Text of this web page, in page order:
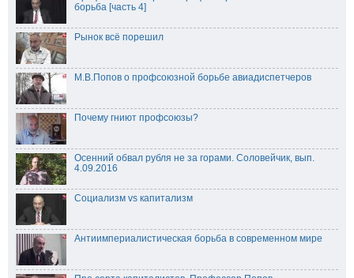
борьба [часть 4]
Рынок всё порешил
М.В.Попов о профсоюзной борьбе авиадиспетчеров
Почему гниют профсоюзы?
Осенний обвал рубля не за горами. Соловейчик, вып.
4.09.2016
Социализм vs капитализм
Антиимпериалистическая борьба в современном мире